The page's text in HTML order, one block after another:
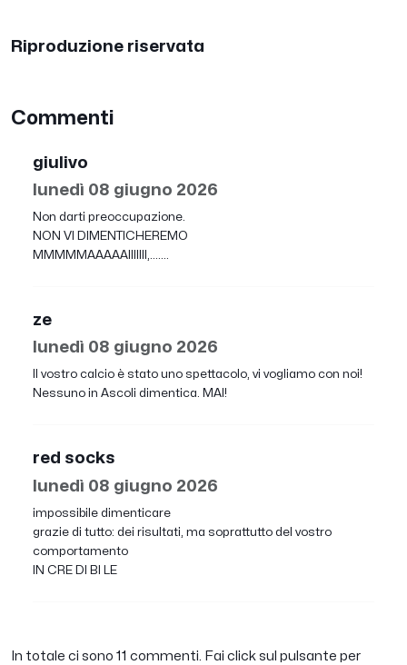
Riproduzione riservata
Commenti
giulivo
lunedì 08 giugno 2026
Non darti preoccupazione.
NON VI DIMENTICHEREMO
MMMMMAAAAAIIIIIII,.......
ze
lunedì 08 giugno 2026
Il vostro calcio è stato uno spettacolo, vi vogliamo con noi!
Nessuno in Ascoli dimentica. MAI!
red socks
lunedì 08 giugno 2026
impossibile dimenticare
grazie di tutto: dei risultati, ma soprattutto del vostro
comportamento
IN CRE DI BI LE
In totale ci sono 11 commenti. Fai click sul pulsante per